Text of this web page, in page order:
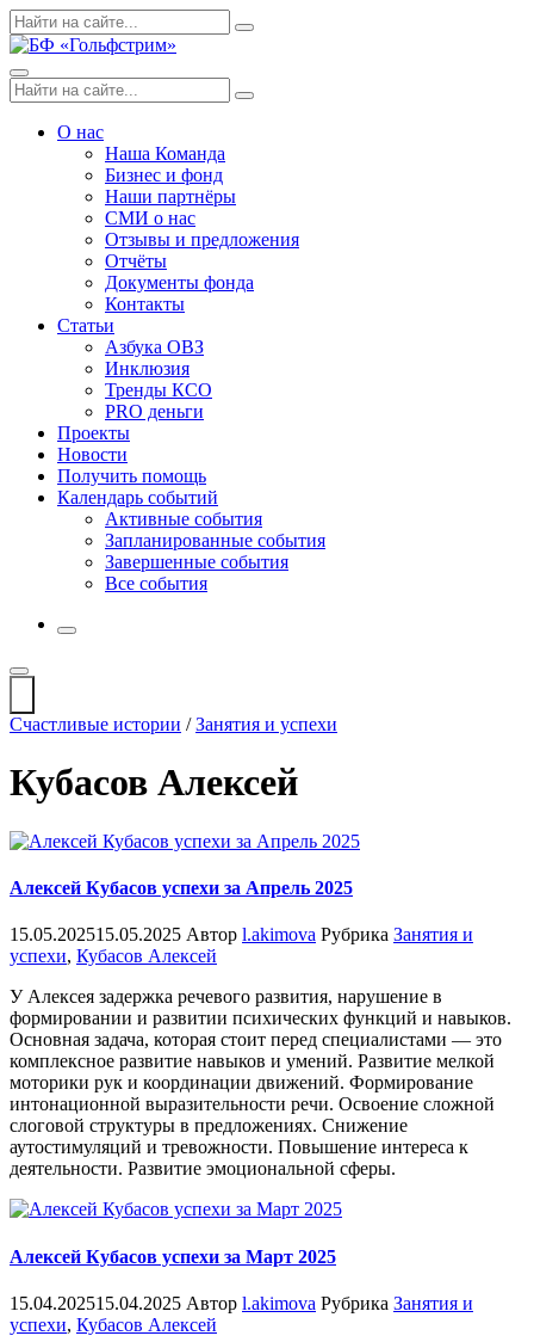
Skip
to
Поиск
по:
Search
Menu
Поиск
по:
Search
О нас
Наша Команда
Бизнес и фонд
Наши партнёры
СМИ о нас
Отзывы и предложения
Отчёты
Документы фонда
Контакты
Статьи
Азбука ОВЗ
Инклюзия
Тренды КСО
PRO деньги
Проекты
Новости
Получить помощь
Календарь событий
Активные события
Запланированные события
Завершенные события
Все события
More
Открыть
Профиль
Счастливые истории /Занятия и успехи
Кубасов Алексей
Алексей Кубасов успехи за Апрель 2025
15.05.202515.05.2025 Автор l.akimova Рубрика Занятия и
успехи, Кубасов Алексей
У Алексея задержка речевого развития, нарушение в
формировании и развитии психических функций и навыков.
Основная задача, которая стоит перед специалистами — это
комплексное развитие навыков и умений. Развитие мелкой
моторики рук и координации движений. Формирование
интонационной выразительности речи. Освоение сложной
слоговой структуры в предложениях. Снижение
аутостимуляций и тревожности. Повышение интереса к
деятельности. Развитие эмоциональной сферы.
Алексей Кубасов успехи за Март 2025
15.04.202515.04.2025 Автор l.akimova Рубрика Занятия и
успехи, Кубасов Алексей